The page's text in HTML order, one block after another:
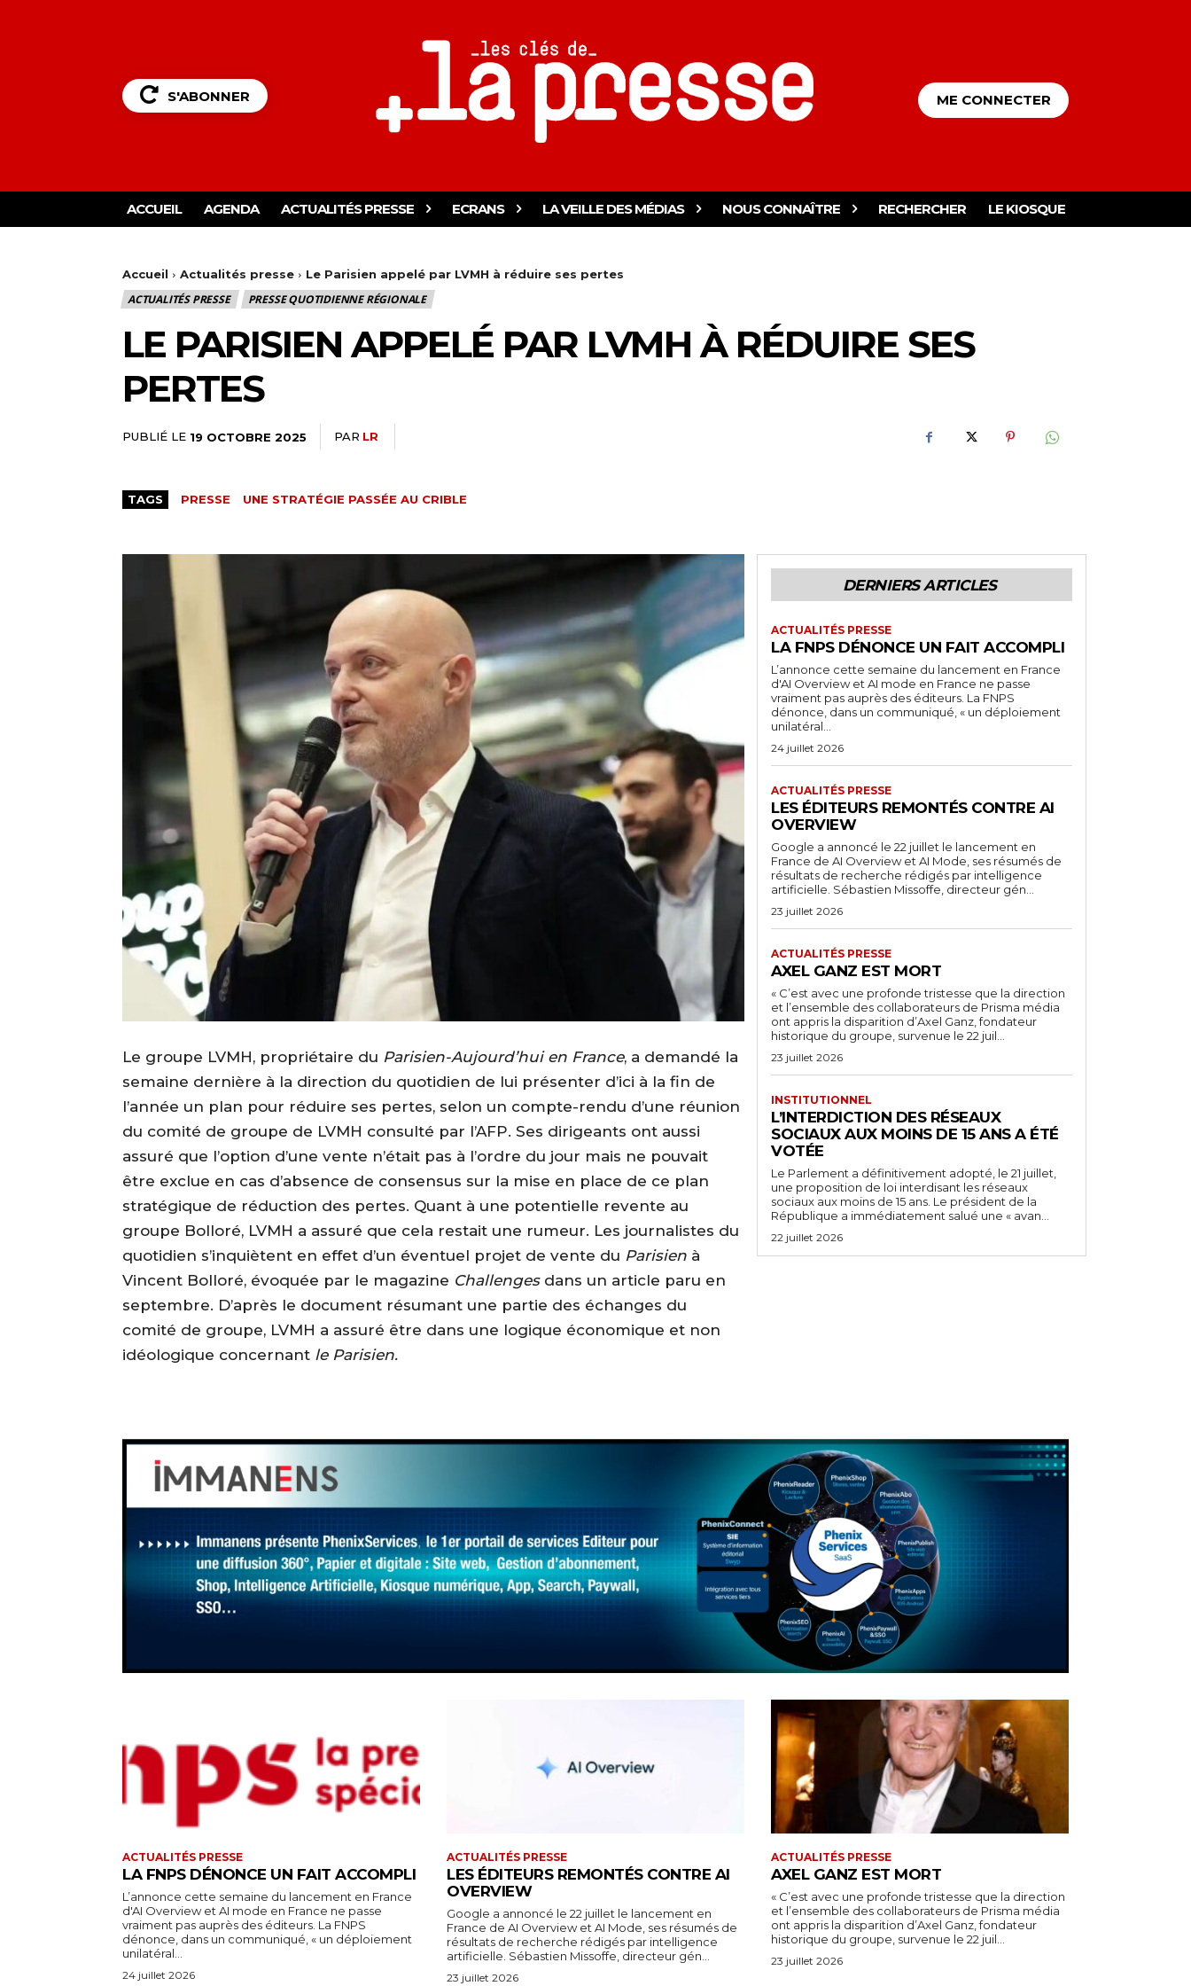
S'ABONNER ME CONNECTER
ACCUEIL AGENDA ACTUALITÉS PRESSE ECRANS LA VEILLE DES MÉDIAS NOUS CONNAÎTRE RECHERCHER LE KIOSQUE
Accueil Actualités presse Le Parisien appelé par LVMH à réduire ses pertes
ACTUALITÉS PRESSE PRESSE QUOTIDIENNE RÉGIONALE
LE PARISIEN APPELÉ PAR LVMH À RÉDUIRE SES
PERTES
PUBLIÉ LE 19 OCTOBRE 2025 PAR LR
TAGS PRESSE UNE STRATÉGIE PASSÉE AU CRIBLE
Le groupe LVMH, propriétaire du Parisien-Aujourd’hui en France, a demandé la
semaine dernière à la direction du quotidien de lui présenter d’ici à la fin de
l’année un plan pour réduire ses pertes, selon un compte-rendu d’une réunion
du comité de groupe de LVMH consulté par l’AFP. Ses dirigeants ont aussi
assuré que l’option d’une vente n’était pas à l’ordre du jour mais ne pouvait
être exclue en cas d’absence de consensus sur la mise en place de ce plan
stratégique de réduction des pertes. Quant à une potentielle revente au
groupe Bolloré, LVMH a assuré que cela restait une rumeur. Les journalistes du
quotidien s’inquiètent en effet d’un éventuel projet de vente du Parisien à
Vincent Bolloré, évoquée par le magazine Challenges dans un article paru en
septembre. D’après le document résumant une partie des échanges du
comité de groupe, LVMH a assuré être dans une logique économique et non
idéologique concernant le Parisien.
DERNIERS ARTICLES
ACTUALITÉS PRESSE
LA FNPS DÉNONCE UN FAIT ACCOMPLI
L’annonce cette semaine du lancement en France
d'AI Overview et AI mode en France ne passe
vraiment pas auprès des éditeurs. La FNPS
dénonce, dans un communiqué, « un déploiement
unilatéral...
24 juillet 2026
ACTUALITÉS PRESSE
LES ÉDITEURS REMONTÉS CONTRE AI
OVERVIEW
Google a annoncé le 22 juillet le lancement en
France de AI Overview et AI Mode, ses résumés de
résultats de recherche rédigés par intelligence
artificielle. Sébastien Missoffe, directeur gén...
23 juillet 2026
ACTUALITÉS PRESSE
AXEL GANZ EST MORT
« C’est avec une profonde tristesse que la direction
et l’ensemble des collaborateurs de Prisma média
ont appris la disparition d’Axel Ganz, fondateur
historique du groupe, survenue le 22 juil...
23 juillet 2026
INSTITUTIONNEL
L’INTERDICTION DES RÉSEAUX
SOCIAUX AUX MOINS DE 15 ANS A ÉTÉ
VOTÉE
Le Parlement a définitivement adopté, le 21 juillet,
une proposition de loi interdisant les réseaux
sociaux aux moins de 15 ans. Le président de la
République a immédiatement salué une « avan...
22 juillet 2026
ACTUALITÉS PRESSE
LA FNPS DÉNONCE UN FAIT ACCOMPLI
L’annonce cette semaine du lancement en France
d'AI Overview et AI mode en France ne passe
vraiment pas auprès des éditeurs. La FNPS
dénonce, dans un communiqué, « un déploiement
unilatéral...
24 juillet 2026
ACTUALITÉS PRESSE
LES ÉDITEURS REMONTÉS CONTRE AI
OVERVIEW
Google a annoncé le 22 juillet le lancement en
France de AI Overview et AI Mode, ses résumés de
résultats de recherche rédigés par intelligence
artificielle. Sébastien Missoffe, directeur gén...
23 juillet 2026
ACTUALITÉS PRESSE
AXEL GANZ EST MORT
« C’est avec une profonde tristesse que la direction
et l’ensemble des collaborateurs de Prisma média
ont appris la disparition d’Axel Ganz, fondateur
historique du groupe, survenue le 22 juil...
23 juillet 2026